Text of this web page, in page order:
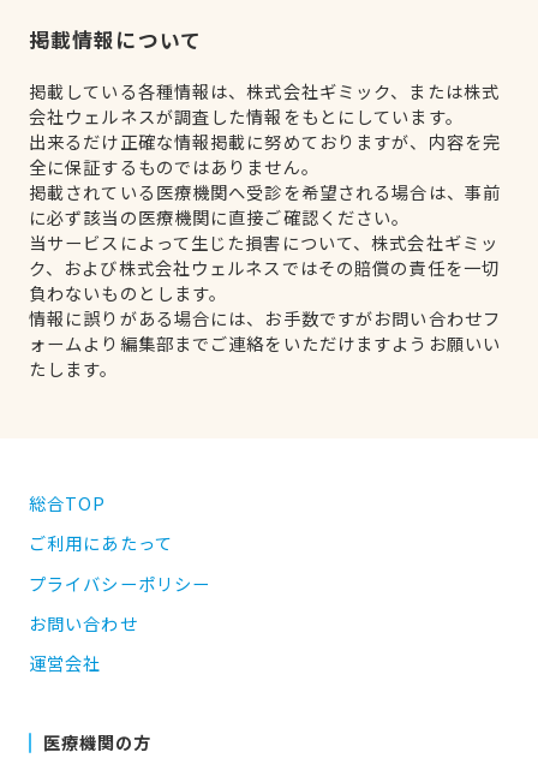
掲載情報について
掲載している各種情報は、株式会社ギミック、または株式
会社ウェルネスが調査した情報をもとにしています。
出来るだけ正確な情報掲載に努めておりますが、内容を完
全に保証するものではありません。
掲載されている医療機関へ受診を希望される場合は、事前
に必ず該当の医療機関に直接ご確認ください。
当サービスによって生じた損害について、株式会社ギミッ
ク、および株式会社ウェルネスではその賠償の責任を一切
負わないものとします。
情報に誤りがある場合には、お手数ですがお問い合わせフ
ォームより編集部までご連絡をいただけますようお願いい
たします。
総合TOP
ご利用にあたって
プライバシーポリシー
お問い合わせ
運営会社
医療機関の方